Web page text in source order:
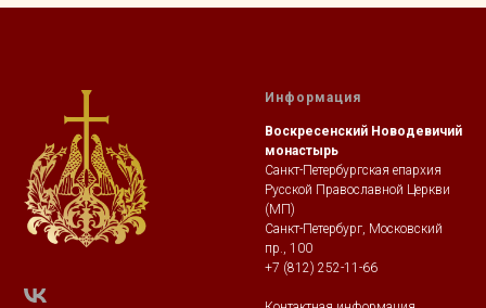
Информация
Воскресенский Новодевичий
монастырь
Санкт-Петербургская епархия
Русской Православной Церкви
(МП)
Санкт-Петербург, Московский
пр., 100
+7 (812) 252-11-66